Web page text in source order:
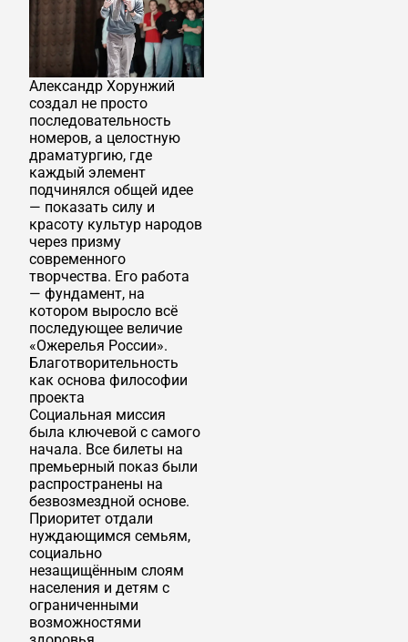
Александр Хорунжий
создал не просто
последовательность
номеров, а целостную
драматургию, где
каждый элемент
подчинялся общей идее
— показать силу и
красоту культур народов
через призму
современного
творчества. Его работа
— фундамент, на
котором выросло всё
последующее величие
«Ожерелья России».
Благотворительность
как основа философии
проекта
Социальная миссия
была ключевой с самого
начала. Все билеты на
премьерный показ были
распространены на
безвозмездной основе.
Приоритет отдали
нуждающимся семьям,
социально
незащищённым слоям
населения и детям с
ограниченными
возможностями